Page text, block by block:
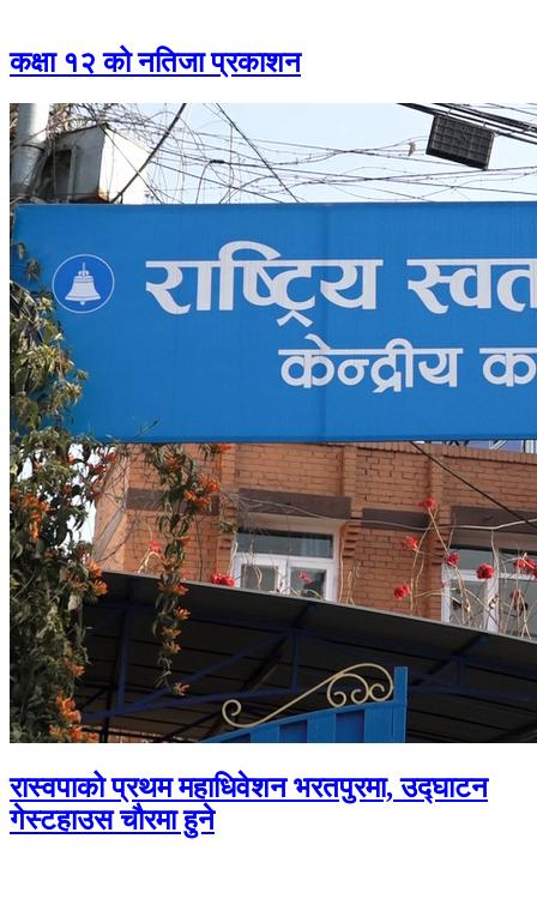
कक्षा १२ को नतिजा प्रकाशन
रास्वपाको प्रथम महाधिवेशन भरतपुरमा, उद्घाटन
गेस्टहाउस चौरमा हुने